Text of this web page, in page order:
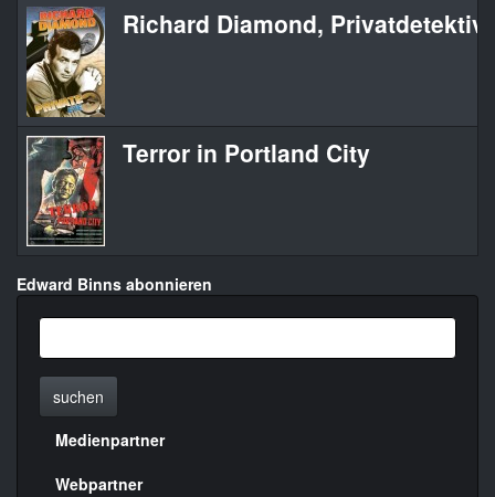
Richard Diamond, Privatdetektiv
Terror in Portland City
Edward Binns abonnieren
suchen
Menülinks
Medienpartner
Webpartner